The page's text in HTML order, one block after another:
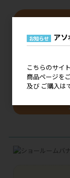
お知らせ ア
こちらのサイ
商品ページを
及び ご購入は